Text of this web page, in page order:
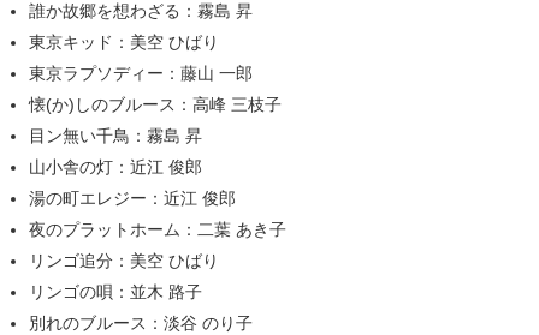
誰か故郷を想わざる：霧島 昇
東京キッド：美空 ひばり
東京ラプソディー：藤山 一郎
懐(か)しのブルース：高峰 三枝子
目ン無い千鳥：霧島 昇
山小舎の灯：近江 俊郎
湯の町エレジー：近江 俊郎
夜のプラットホーム：二葉 あき子
リンゴ追分：美空 ひばり
リンゴの唄：並木 路子
別れのブルース：淡谷 のり子